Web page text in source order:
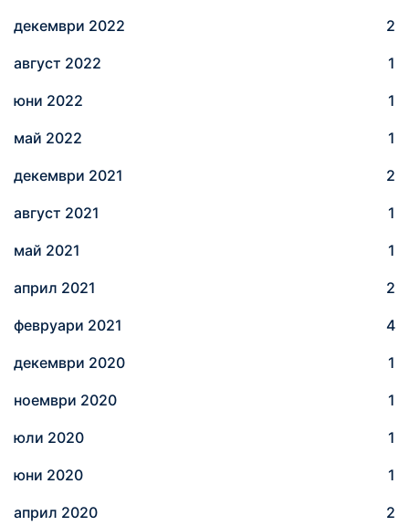
декември 2022 2
август 2022 1
юни 2022 1
май 2022 1
декември 2021 2
август 2021 1
май 2021 1
април 2021 2
февруари 2021 4
декември 2020 1
ноември 2020 1
юли 2020 1
юни 2020 1
април 2020 2